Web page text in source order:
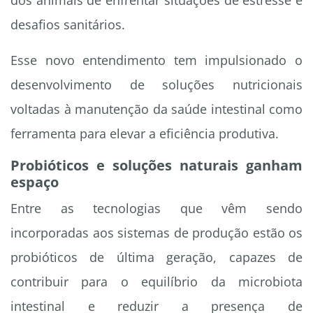
desafios sanitários.
Esse novo entendimento tem impulsionado o
desenvolvimento de soluções nutricionais
voltadas à manutenção da saúde intestinal como
ferramenta para elevar a eficiência produtiva.
Probióticos e soluções naturais ganham
espaço
Entre as tecnologias que vêm sendo
incorporadas aos sistemas de produção estão os
probióticos de última geração, capazes de
contribuir para o equilíbrio da microbiota
intestinal e reduzir a presença de